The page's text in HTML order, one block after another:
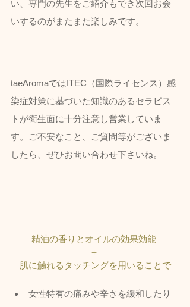
い、専門の先生をご紹介もでき次回お会
いするのがまたまた楽しみです。
taeAromaではITEC（国際ライセンス）感
染症対策に基づいた知識のあるセラピス
トが衛生面に十分注意し営業していま
す。ご不安なこと、ご質問等がございま
したら、ぜひお問い合わせ下さいね。
精油の香りとオイルの効果効能
＋
肌に触れるタッチングを用いることで
女性特有の痛みや辛さを緩和したり